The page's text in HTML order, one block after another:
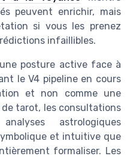
peuvent enrichir, mais
si vous les prenez
infaillibles.
posture active face à
le V4 pipeline en cours
et non comme une
tarot, les consultations
astrologiques
et intuitive que
formaliser. Les